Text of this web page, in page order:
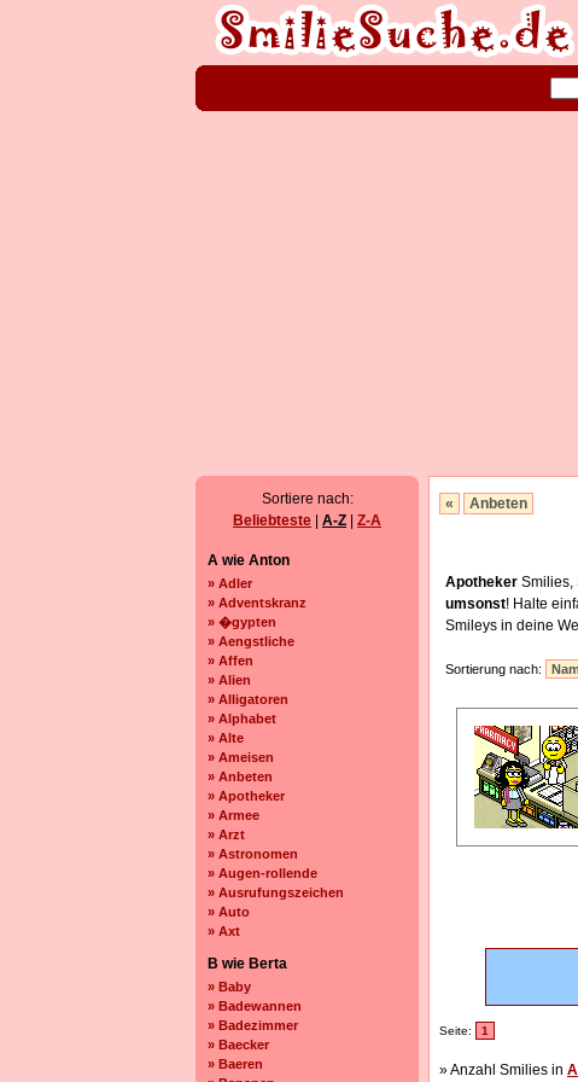
Sortiere nach:
Beliebteste
A-Z Z-A
A wie Anton
» Adler
» Adventskranz
» �gypten
» Aengstliche
» Affen
» Alien
» Alligatoren
» Alphabet
» Alte
» Ameisen
» Anbeten
» Apotheker
» Armee
» Arzt
» Astronomen
» Augen-rollende
» Ausrufungszeichen
» Auto
» Axt
B wie Berta
» Baby
» Badewannen
» Badezimmer
» Baecker
» Baeren
« Anbeten
Apotheker Smilies,
umsonst! Halte
Smileys in deine
Sortierung nach:
Seite: 1
» Anzahl Smilies in